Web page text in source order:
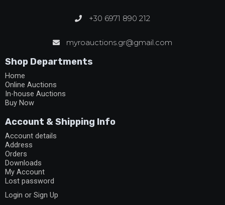
+30 6971 890 212
myroauctions.gr@gmail.com
Shop Departments
Home
Online Auctions
In-house Auctions
Buy Now
Account & Shipping Info
Account details
Address
Orders
Downloads
My Account
Lost password
Login or Sign Up